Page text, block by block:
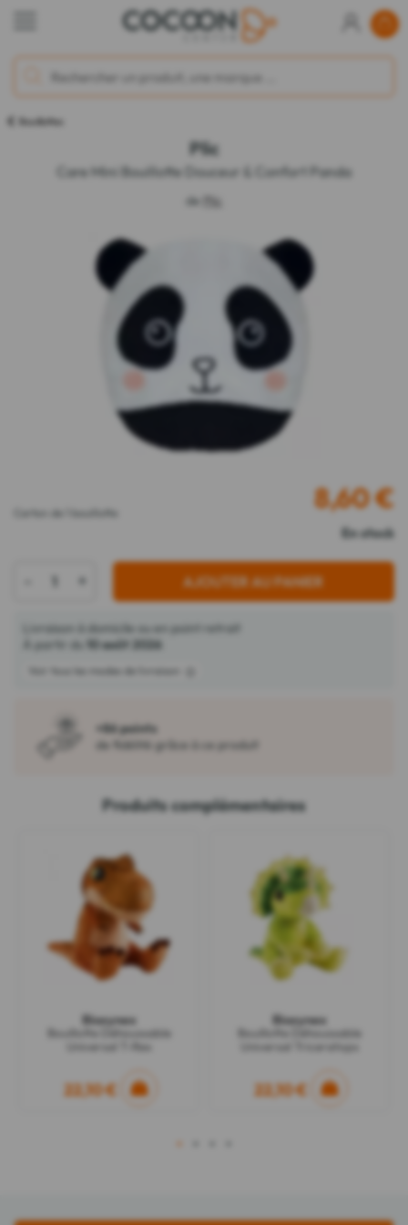
Bouillottes
Plic
Care Mini Bouillotte Douceur & Confort Panda
de Plic
Carton de 1 bouillotte 8,60€
En stock
+ AJOUTER AU PANIER
Livraison à domicile ou en point retrait
À partir du
10 août 2026
Voir tous les modes de livraison
+86 points
de fidélité grâce à ce produit
Produits complémentaires
Biosynex
Bouillotte Déhoussable
22,10 €
Biosynex
Bouillotte Déhoussable
22,10 €
1